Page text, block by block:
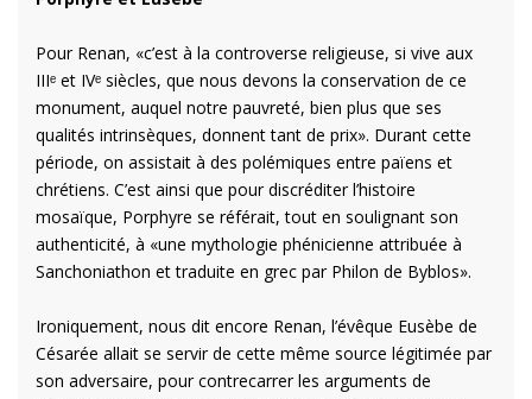
Pour Renan, «c’est à la controverse religieuse, si vive aux
IIIᵉ et IVᵉ siècles, que nous devons la conservation de ce
monument, auquel notre pauvreté, bien plus que ses
qualités intrinsèques, donnent tant de prix». Durant cette
période, on assistait à des polémiques entre païens et
chrétiens. C’est ainsi que pour discréditer l’histoire
mosaïque, Porphyre se référait, tout en soulignant son
authenticité, à «une mythologie phénicienne attribuée à
Sanchoniathon et traduite en grec par Philon de Byblos».
Ironiquement, nous dit encore Renan, l’évêque Eusèbe de
Césarée allait se servir de cette même source légitimée par
son adversaire, pour contrecarrer les arguments de